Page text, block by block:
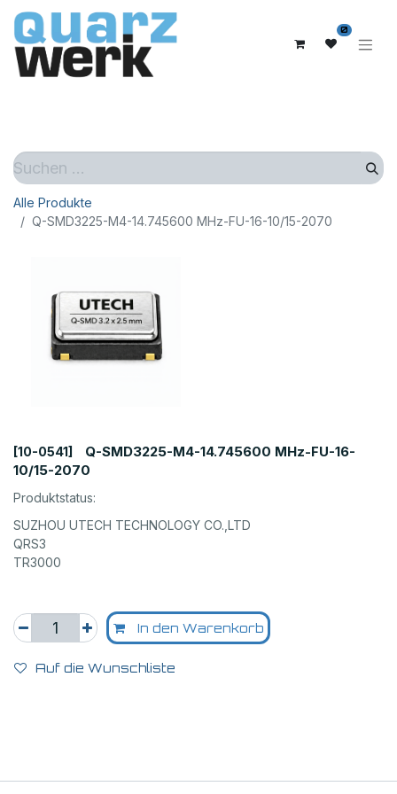
0
Alle Produkte
Q-SMD3225-M4-14.745600 MHz-FU-16-10/15-2070
[10-0541]
Q-SMD3225-M4-14.745600 MHz-FU-16-
10/15-2070
Produktstatus:
SUZHOU UTECH TECHNOLOGY CO.,LTD
QRS3
TR3000
In den Warenkorb
Auf die Wunschliste